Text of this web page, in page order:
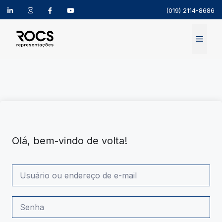
(019) 2114-8686
para
Menu
Olá, bem-vindo de volta!